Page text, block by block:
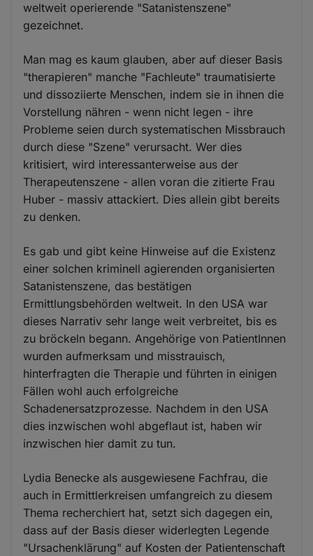
weltweit operierende "Satanistenszene"
gezeichnet.
Man mag es kaum glauben, aber auf dieser Basis
"therapieren" manche "Fachleute" traumatisierte
und dissoziierte Menschen, indem sie in ihnen die
Vorstellung nähren - wenn nicht legen - ihre
Probleme seien durch systematischen Missbrauch
durch diese "Szene" verursacht. Wer dies
kritisiert, wird interessanterweise aus der
Therapeutenszene - allen voran die zitierte Frau
Huber - massiv attackiert. Dies allein gibt bereits
zu denken.
Es gab und gibt keine Hinweise auf die Existenz
einer solchen kriminell agierenden organisierten
Satanistenszene, das bestätigen
Ermittlungsbehörden weltweit. In den USA war
dieses Narrativ sehr lange weit verbreitet, bis es
zu bröckeln begann. Angehörige von PatientInnen
wurden aufmerksam und misstrauisch,
hinterfragten die Therapie und führten in einigen
Fällen wohl auch erfolgreiche
Schadenersatzprozesse. Nachdem in den USA
dies inzwischen wohl abgeflaut ist, haben wir
inzwischen hier damit zu tun.
Lydia Benecke als ausgewiesene Fachfrau, die
auch in Ermittlerkreisen umfangreich zu diesem
Thema recherchiert hat, setzt sich dagegen ein,
dass auf der Basis dieser widerlegten Legende
"Ursachenklärung" auf Kosten der Patientenschaft